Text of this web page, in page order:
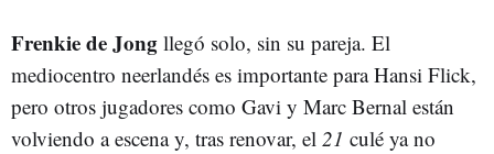
Frenkie de Jong llegó solo, sin su pareja. El
mediocentro neerlandés es importante para Hansi Flick,
pero otros jugadores como Gavi y Marc Bernal están
volviendo a escena y, tras renovar, el 21 culé ya no